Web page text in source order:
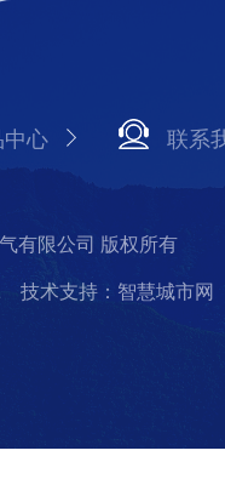
中心 联系
有限公司 版权所有
技术支持：智慧城市网